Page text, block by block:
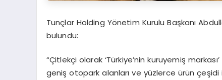
Tunçlar Holding Yönetim Kurulu Başkanı
bulundu:
“Çitlekçi olarak ‘Türkiye’nin kuruyemiş
geniş otopark alanları ve yüzlerce ürün